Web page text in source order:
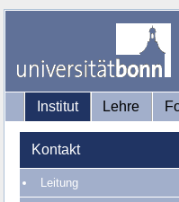
Institut Lehre
Kontakt
Leitung